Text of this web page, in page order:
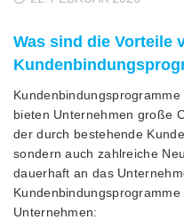
Was sind die Vorteile
bieten Unternehmen große
der durch bestehende
sondern auch zahlreiche
dauerhaft an das
Unternehmen: